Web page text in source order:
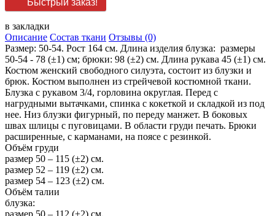
Быстрый заказ!
в закладки
Описание Состав ткани Отзывы (0)
Размер: 50-54. Рост 164 см. Длина изделия блузка: размеры
50-54 - 78 (±1) см; брюки: 98 (±2) см. Длина рукава 45 (±1) см.
Костюм женский свободного силуэта, состоит из блузки и
брюк. Костюм выполнен из стрейчевой костюмной ткани.
Блузка с рукавом 3/4, горловина округлая. Перед с
нагрудными вытачками, спинка с кокеткой и складкой из под
нее. Низ блузки фигурный, по переду манжет. В боковых
швах шлицы с пуговицами. В области груди печать. Брюки
расширенные, с карманами, на поясе с резинкой.
Объём груди
размер 50 – 115 (±2) см.
размер 52 – 119 (±2) см.
размер 54 – 123 (±2) см.
Объём талии
блузка: